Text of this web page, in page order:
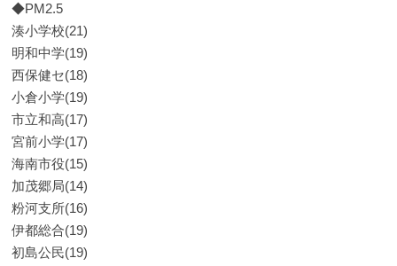
◆PM2.5
湊小学校(21)
明和中学(19)
西保健セ(18)
小倉小学(19)
市立和高(17)
宮前小学(17)
海南市役(15)
加茂郷局(14)
粉河支所(16)
伊都総合(19)
初島公民(19)